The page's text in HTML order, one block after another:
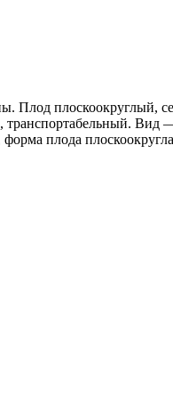
Плод плоскоокруглый,
Вид
плода